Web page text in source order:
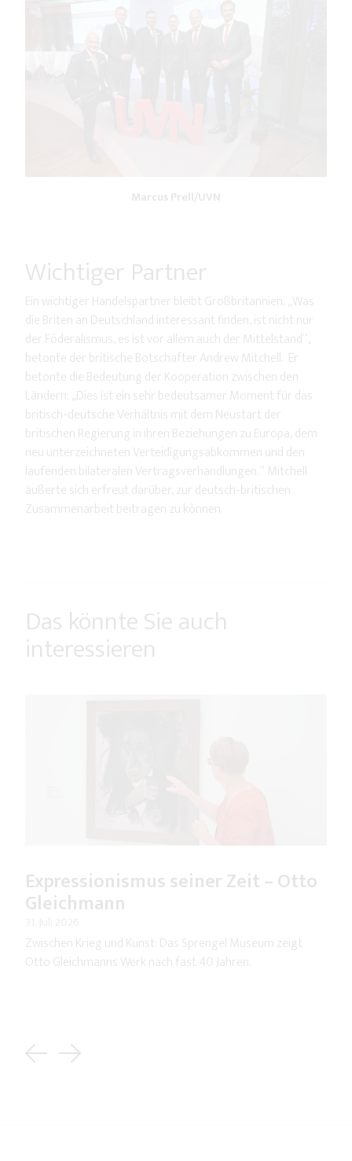
Marcus Prell/UVN
Wichtiger Partner
Ein wichtiger Handelspartner bleibt Großbritannien. „Was
die Briten an Deutschland interessant finden, ist nicht nur
der Föderalismus, es ist vor allem auch der Mittelstand“,
betonte der britische Botschafter Andrew Mitchell. Er
betonte die Bedeutung der Kooperation zwischen den
Ländern: „Dies ist ein sehr bedeutsamer Moment für das
britisch-deutsche Verhältnis mit dem Neustart der
britischen Regierung in ihren Beziehungen zu Europa, dem
neu unterzeichneten Verteidigungsabkommen und den
laufenden bilateralen Vertragsverhandlungen.“ Mitchell
äußerte sich erfreut darüber, zur deutsch-britischen
Zusammenarbeit beitragen zu können.
Das könnte Sie auch
interessieren
Expressionismus seiner Zeit – Otto
Gleichmann
Zwischen Krieg und Kunst: Das Sprengel Museum zeigt
Otto Gleichmanns Werk nach fast 40 Jahren.
Previous